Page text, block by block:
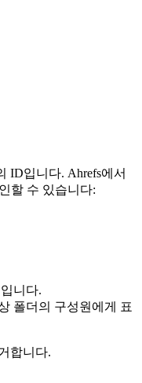
ID입니다. Ahrefs에서
할 수 있습니다:
니다.
폴더의 구성원에게 표
합니다.